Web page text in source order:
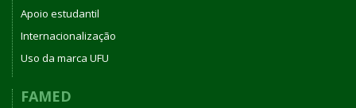
Apoio estudantil
Internacionalização
Uso da marca UFU
FAMED